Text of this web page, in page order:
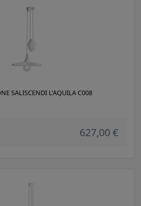
SALISCENDI L'AQUILA C008
627,00 €